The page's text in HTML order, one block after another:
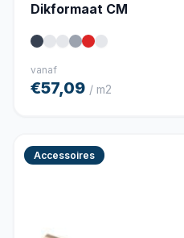
Dikformaat CM
vanaf
€57,09 / m2
Accessoires